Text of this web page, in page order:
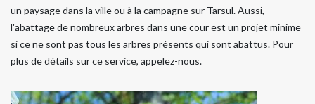
un paysage dans la ville ou à la campagne sur Tarsul. Aussi,
l'abattage de nombreux arbres dans une cour est un projet minime
si ce ne sont pas tous les arbres présents qui sont abattus. Pour
plus de détails sur ce service, appelez-nous.